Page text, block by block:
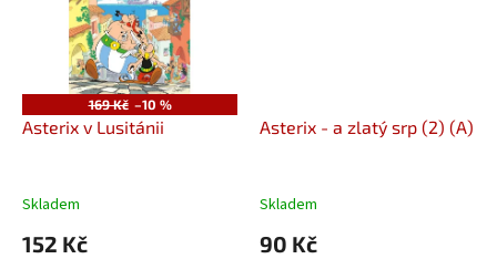
169 Kč –10 %
Asterix v Lusitánii
Skladem
152 Kč
Asterix - a zlatý srp (2) (A)
Skladem
90 Kč